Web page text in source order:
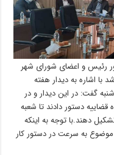
رئیس و اعضای شورای شهر
با اشاره به دیدار هفته
گفت: در این دیدار و در
دستور دادند تا شعبه
دهند.با توجه به اینکه
این موضوع به سرعت در دستور کار